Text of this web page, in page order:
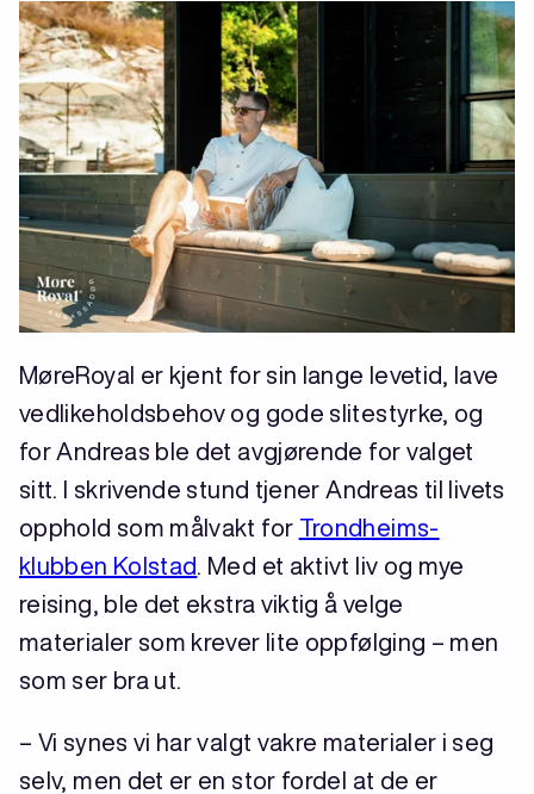
MøreRoyal er kjent for sin lange levetid, lave
vedlikeholdsbehov og gode slitestyrke, og
for Andreas ble det avgjørende for valget
sitt. I skrivende stund tjener Andreas til livets
opphold som målvakt for Trondheims-
klubben Kolstad . Med et aktivt liv og mye
reising, ble det ekstra viktig å velge
materialer som krever lite oppfølging – men
som ser bra ut.
– Vi synes vi har valgt vakre materialer i seg
selv, men det er en stor fordel at de er